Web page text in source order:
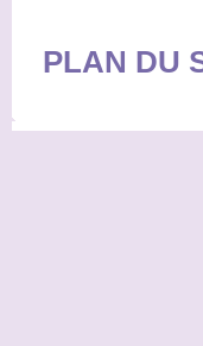
PLAN DU